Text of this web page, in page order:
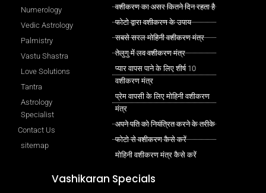
Numerology
Vedic Astrology
Palmistry
Vastu Shastra
Love Solutions
Tantra
Astrology
Specialist
Contact Us
sitemap
वशीकरण का असर कितने दिन रहता है
फोटो द्वारा वशीकरण के उपाय
सबसे सरल मोहिनी वशीकरण मंत्र
तेलुगु में लव वशीकरण मंत्र
प्यार वापस पाने के लिए शीर्ष 10
वशीकरण मंत्र
प्रेम वापसी के लिए मोहिनी वशीकरण
मंत्र
अपने पति को नियंत्रित करने के तरीके
फोटो से वशीकरण कैसे करें
मोहिनी वशीकरण मंत्र कैसे करें
Vashikaran Specials